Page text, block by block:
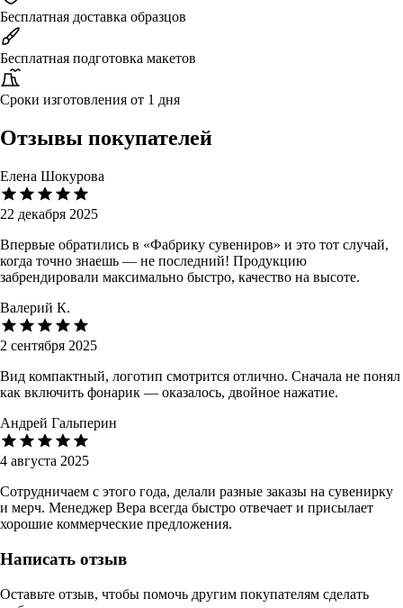
Бесплатная доставка образцов
Бесплатная подготовка макетов
Сроки изготовления от 1 дня
Отзывы покупателей
Елена Шокурова
22 декабря 2025
Впервые обратились в «Фабрику сувениров» и это тот случай,
когда точно знаешь — не последний! Продукцию
забрендировали максимально быстро, качество на высоте.
Валерий К.
2 сентября 2025
Вид компактный, логотип смотрится отлично. Сначала не понял
как включить фонарик — оказалось, двойное нажатие.
Андрей Гальперин
4 августа 2025
Сотрудничаем с этого года, делали разные заказы на сувенирку
и мерч. Менеджер Вера всегда быстро отвечает и присылает
хорошие коммерческие предложения.
Написать отзыв
Оставьте отзыв, чтобы помочь другим покупателям сделать